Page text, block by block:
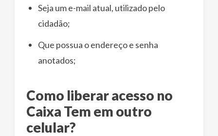
Seja um e-mail atual, utilizado pelo
cidadão;
Que possua o endereço e senha
anotados;
Como liberar acesso no
Caixa Tem em outro
celular?